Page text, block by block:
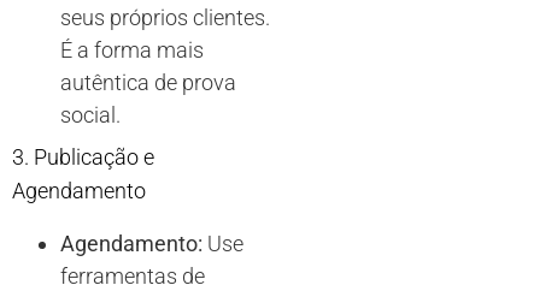
seus próprios clientes.
É a forma mais
autêntica de prova
social.
3. Publicação e
Agendamento
Agendamento: Use
ferramentas de